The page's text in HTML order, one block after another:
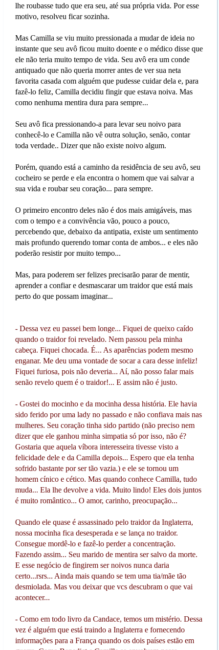
lhe roubasse tudo que era seu, até sua própria vida. Por esse
motivo, resolveu ficar sozinha.
Mas Camilla se viu muito pressionada a mudar de ideia no
instante que seu avô ficou muito doente e o médico disse que
ele não teria muito tempo de vida. Seu avô era um conde
antiquado que não queria morrer antes de ver sua neta
favorita casada com alguém que pudesse cuidar dela e, para
fazê-lo feliz, Camilla decidiu fingir que estava noiva. Mas
como nenhuma mentira dura para sempre...
Seu avô fica pressionando-a para levar seu noivo para
conhecê-lo e Camilla não vê outra solução, senão, contar
toda verdade.. Dizer que não existe noivo algum.
Porém, quando está a caminho da residência de seu avô, seu
cocheiro se perde e ela encontra o homem que vai salvar a
sua vida e roubar seu coração... para sempre.
O primeiro encontro deles não é dos mais amigáveis, mas
com o tempo e a convivência vão, pouco a pouco,
percebendo que, debaixo da antipatia, existe um sentimento
mais profundo querendo tomar conta de ambos... e eles não
poderão resistir por muito tempo...
Mas, para poderem ser felizes precisarão parar de mentir,
aprender a confiar e desmascarar um traidor que está mais
perto do que possam imaginar...
- Dessa vez eu passei bem longe... Fiquei de queixo caído
quando o traidor foi revelado. Nem passou pela minha
cabeça. Fiquei chocada. É... As aparências podem mesmo
enganar. Me deu uma vontade de socar a cara desse infeliz!
Fiquei furiosa, pois não deveria... Aí, não posso falar mais
senão revelo quem é o traidor!... E assim não é justo.
- Gostei do mocinho e da mocinha dessa história. Ele havia
sido ferido por uma lady no passado e não confiava mais nas
mulheres. Seu coração tinha sido partido (não preciso nem
dizer que ele ganhou minha simpatia só por isso, não é?
Gostaria que aquela víbora interesseira tivesse visto a
felicidade dele e da Camilla depois... Espero que ela tenha
sofrido bastante por ser tão vazia.) e ele se tornou um
homem cínico e cético. Mas quando conhece Camilla, tudo
muda... Ela lhe devolve a vida. Muito lindo! Eles dois juntos
é muito romântico... O amor, carinho, preocupação...
Quando ele quase é assassinado pelo traidor da Inglaterra,
nossa mocinha fica desesperada e se lança no traidor.
Consegue mordê-lo e fazê-lo perder a concentração.
Fazendo assim... Seu marido de mentira ser salvo da morte.
E esse negócio de fingirem ser noivos nunca daria
certo...rsrs... Ainda mais quando se tem uma tia/mãe tão
desmiolada. Mas vou deixar que vcs descubram o que vai
acontecer...
- Como em todo livro da Candace, temos um mistério. Dessa
vez é alguém que está traindo a Inglaterra e fornecendo
informações para a França quando os dois países estão em